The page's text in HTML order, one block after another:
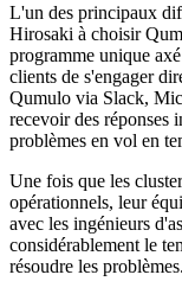
L'un des principaux
Hirosaki à choisir
programme unique
clients de s'engager
Qumulo via Slack,
recevoir des réponses
problèmes en vol en
Une fois que les
opérationnels, leur
avec les ingénieurs
considérablement le
résoudre les problèmes.